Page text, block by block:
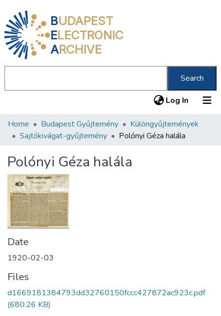
BUDAPEST
ELECTRONIC
ARCHIVE
Search
Log In (current)
Communities & Collections
Statistics
About us
Home Budapest Gyűjtemény
Különgyűjtemények
Sajtókivágat-gyűjtemény
Polónyi Géza halála
Polónyi Géza halála
Date
1920-02-03
Files
d1669181384793dd32760150fccc427872ac923c.pdf
(680.26 KB)